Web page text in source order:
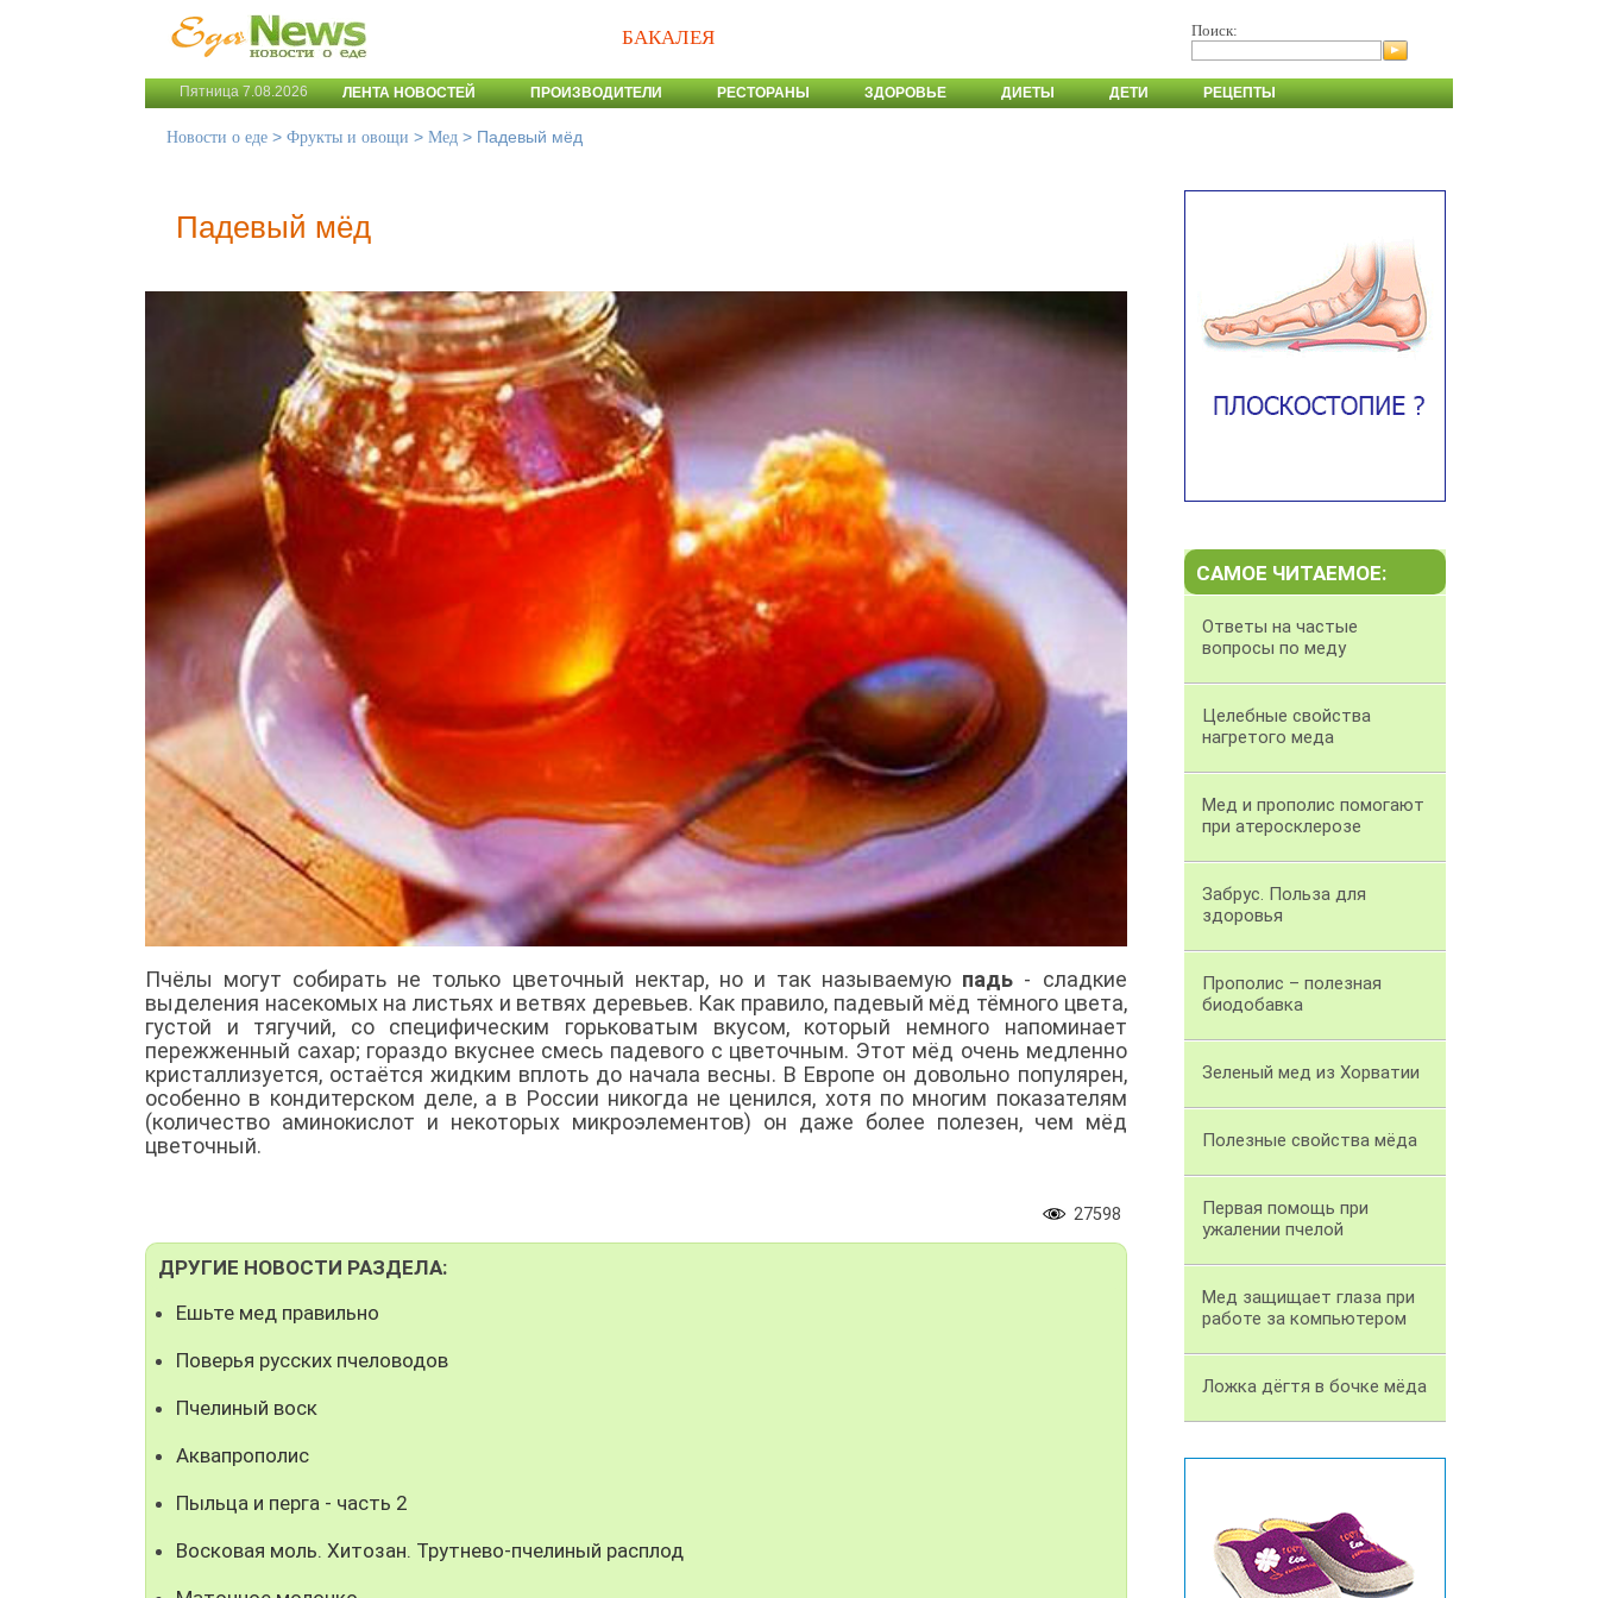
БАКАЛЕЯ Поиск:
Пятница 7.08.2026 ЛЕНТА НОВОСТЕЙ ПРОИЗВОДИТЕЛИ РЕСТОРАНЫ ЗДОРОВЬЕ ДИЕТЫ ДЕТИ РЕЦЕПТЫ
Новости о еде > Фрукты и овощи > Мед > Падевый мёд
Падевый мёд
Пчёлы могут собирать не только цветочный нектар, но и так называемую падь - сладкие
выделения насекомых на листьях и ветвях деревьев. Как правило, падевый мёд тёмного цвета,
густой и тягучий, со специфическим горьковатым вкусом, который немного напоминает
пережженный сахар; гораздо вкуснее смесь падевого с цветочным. Этот мёд очень медленно
кристаллизуется, остаётся жидким вплоть до начала весны. В Европе он довольно популярен,
особенно в кондитерском деле, а в России никогда не ценился, хотя по многим показателям
(количество аминокислот и некоторых микроэлементов) он даже более полезен, чем мёд
цветочный.
27598
ДРУГИЕ НОВОСТИ РАЗДЕЛА:
Ешьте мед правильно
Поверья русских пчеловодов
Пчелиный воск
Аквапрополис
Пыльца и перга - часть 2
Восковая моль. Хитозан. Трутнево-пчелиный расплод
САМОЕ ЧИТАЕМОЕ:
Ответы на частые
вопросы по меду
Целебные свойства
нагретого меда
Мед и прополис помогают
при атеросклерозе
Забрус. Польза для
здоровья
Прополис – полезная
биодобавка
Зеленый мед из Хорватии
Полезные свойства мёда
Первая помощь при
ужалении пчелой
Мед защищает глаза при
работе за компьютером
Ложка дёгтя в бочке мёда